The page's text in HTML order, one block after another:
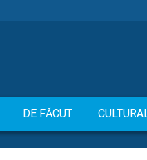
DE FĂCUT